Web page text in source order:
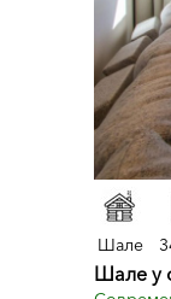
Шале
Шале у